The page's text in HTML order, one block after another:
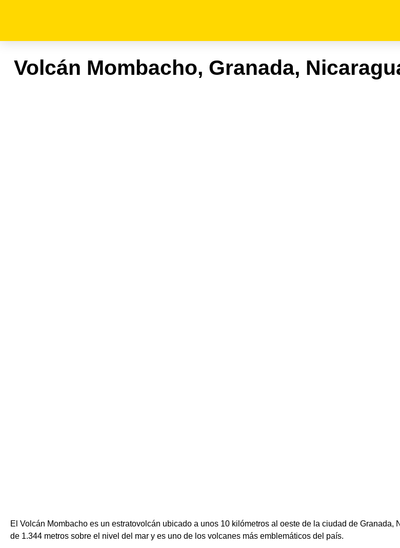
Volcán Mombacho, Granada,
El Volcán Mombacho es un estratovolcán ubicado a unos 10 kilómetros al oeste de la ciudad de Granada,
de 1.344 metros sobre el nivel del mar y es uno de los volcanes más emblemáticos del país.